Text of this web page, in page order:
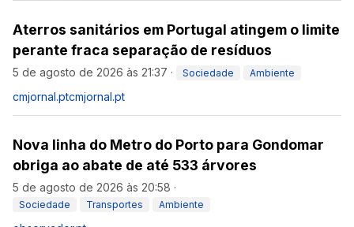
Aterros sanitários em Portugal atingem o limite
perante fraca separação de resíduos
5 de agosto de 2026 às 21:37 · Sociedade Ambiente
cmjornal.ptcmjornal.pt
Nova linha do Metro do Porto para Gondomar
obriga ao abate de até 533 árvores
5 de agosto de 2026 às 20:58 ·
Sociedade Transportes Ambiente